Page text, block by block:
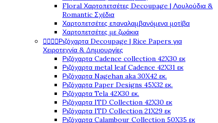
Floral Χαρτοπετσέτες Decoupage | Λουλούδια &
Romantic Σχέδια
Χαρτοπετσέτες επαναλαμβανόμενα μοτίβα
Χαρτοπετσέτες με ζωάκια
Ριζόχαρτα Decoupage | Rice Papers για
Χειροτεχνία & Δημιουργίες
Ριζόχαρτα Cadence collection 42X30 εκ
Ριζόχαρτα metal leaf Cadence 42X31 εκ
Ριζόχαρτα Nagehan aka 30X42 εκ.
Ριζόχαρτα Paper Designs 45X32 εκ.
Ριζόχαρτα Tela 42Χ30 εκ.
Ριζόχαρτα ITD Collection 42X30 εκ
Ριζόχαρτα ITD Collection 21X29 εκ
Ριζόχαρτα Calambour Collection 50X35 εκ